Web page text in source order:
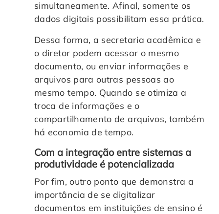
simultaneamente. Afinal, somente os
dados digitais possibilitam essa prática.
Dessa forma, a secretaria acadêmica e
o diretor podem acessar o mesmo
documento, ou enviar informações e
arquivos para outras pessoas ao
mesmo tempo. Quando se otimiza a
troca de informações e o
compartilhamento de arquivos, também
há economia de tempo.
Com a integração entre sistemas a
produtividade é potencializada
Por fim, outro ponto que demonstra a
importância de se digitalizar
documentos em instituições de ensino é